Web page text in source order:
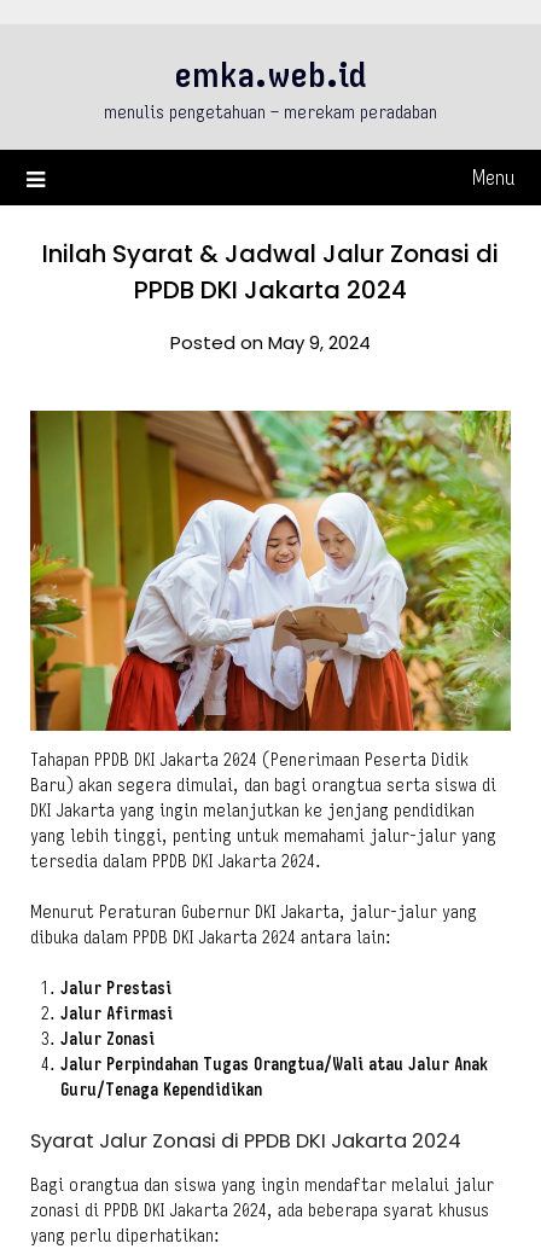
emka.web.id
menulis pengetahuan – merekam peradaban
Menu
Inilah Syarat & Jadwal Jalur Zonasi di
PPDB DKI Jakarta 2024
Posted on May 9, 2024
Tahapan PPDB DKI Jakarta 2024 (Penerimaan Peserta Didik
Baru) akan segera dimulai, dan bagi orangtua serta siswa di
DKI Jakarta yang ingin melanjutkan ke jenjang pendidikan
yang lebih tinggi, penting untuk memahami jalur-jalur yang
tersedia dalam PPDB DKI Jakarta 2024.
Menurut Peraturan Gubernur DKI Jakarta, jalur-jalur yang
dibuka dalam PPDB DKI Jakarta 2024 antara lain:
Jalur Prestasi
Jalur Afirmasi
Jalur Zonasi
Jalur Perpindahan Tugas Orangtua/Wali atau Jalur Anak
Guru/Tenaga Kependidikan
Syarat Jalur Zonasi di PPDB DKI Jakarta 2024
Bagi orangtua dan siswa yang ingin mendaftar melalui jalur
zonasi di PPDB DKI Jakarta 2024, ada beberapa syarat khusus
yang perlu diperhatikan: